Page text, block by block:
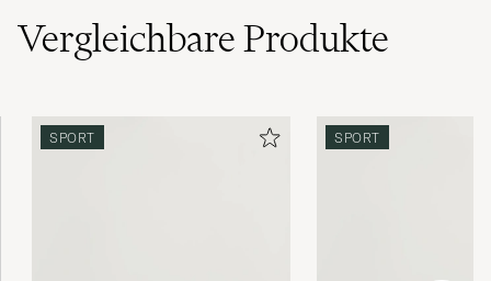
VergleichbareProdukte
SPORT SPORT